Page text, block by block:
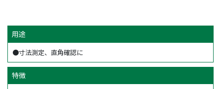
用途
●寸法測定、直角確認に
特徴